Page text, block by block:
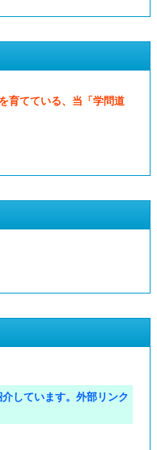
育てている、当「学問道
しています。外部リンク